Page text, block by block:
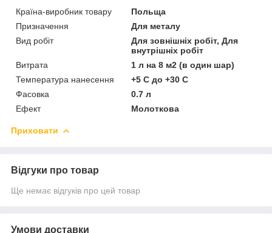
Країна-виробник товару
Польща
Призначення
Для металу
Вид робіт
Для зовнішніх робіт, Для
внутрішніх робіт
Витрата
1 л на 8 м2 (в один шар)
Температура нанесення
+5 С до +30 С
Фасовка
0.7 л
Ефект
Молоткова
Приховати
Відгуки про товар
Ще немає відгуків про цей товар
Умови доставки